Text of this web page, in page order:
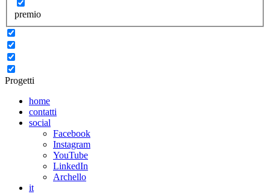
premio
Progetti
home
contatti
social
Facebook
Instagram
YouTube
LinkedIn
Archello
it